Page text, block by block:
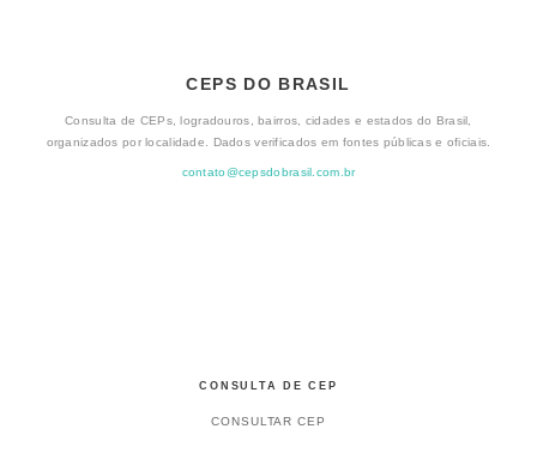
CEPS DO BRASIL
Consulta de CEPs, logradouros, bairros, cidades e estados do Brasil,
organizados por localidade. Dados verificados em fontes públicas e oficiais.
contato@cepsdobrasil.com.br
CONSULTA DE CEP
CONSULTAR CEP